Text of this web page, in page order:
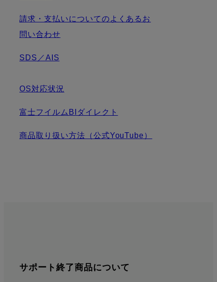
請求・支払いについてのよくあるお
問い合わせ
SDS／AIS
OS対応状況
富士フイルムBIダイレクト
商品取り扱い方法（公式YouTube）
サポート終了商品について